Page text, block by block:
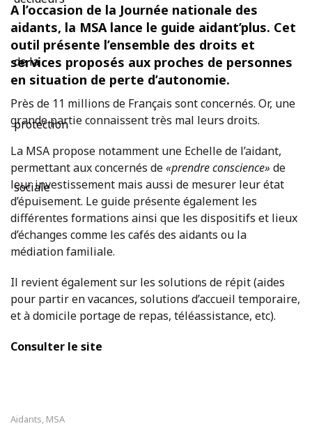
A l’occasion de la Journée nationale des
aidants, la MSA lance le guide aidant’plus. Cet
outil présente l’ensemble des droits et
services proposés aux proches de personnes
en situation de perte d’autonomie.
Près de 11 millions de Français sont concernés. Or, une
grande partie connaissent très mal leurs droits.
La MSA propose notamment une Echelle de l’aidant,
permettant aux concernés de«prendre conscience» de
leur investissement mais aussi de mesurer leur état
d’épuisement. Le guide présente également les
différentes formations ainsi que les dispositifs et lieux
d’échanges comme les cafés des aidants ou la
médiation familiale.
Il revient également sur les solutions de répit (aides
pour partir en vacances, solutions d’accueil temporaire,
et à domicile portage de repas, téléassistance, etc).
Consulter le site
Aidants, MSA